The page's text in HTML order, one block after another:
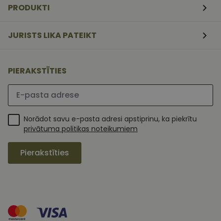
PRODUKTI
JURISTS LIKA PATEIKT
PIERAKSTĪTIES
Lūdzu ievadiet e-pasta adresi
Norādot savu e-pasta adresi apstiprinu, ka piekrītu
privātuma politikas noteikumiem
Pierakstīties
sīkfailu
ir
lai Cookie-